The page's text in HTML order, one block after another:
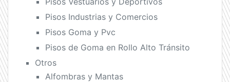
Pisos Industrias y Comercios
Pisos Goma y Pvc
Pisos de Goma en Rollo Alto Tránsito
Otros
Alfombras y Mantas